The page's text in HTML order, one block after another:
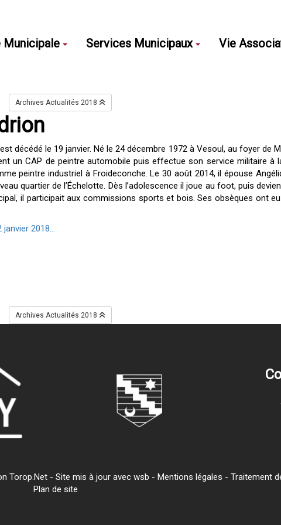
Municipale Services Municipaux Vie
Archives Actualités 2018
décédé le 19 janvier. Né le 24 décembre 1972 à Vesoul, au foyer de
un CAP de peintre automobile puis effectue son service militaire à
peintre industriel à Froideconche. Le 30 août 2014, il épouse
quartier de l’Échelotte. Dès l’adolescence il joue au foot, puis
il participait aux commissions sports et bois. Ses obsèques ont
2018...
Archives Actualités 2018
Torop.Net - Site mis à jour avec wsb - Mentions légales - Traitement
Plan de site